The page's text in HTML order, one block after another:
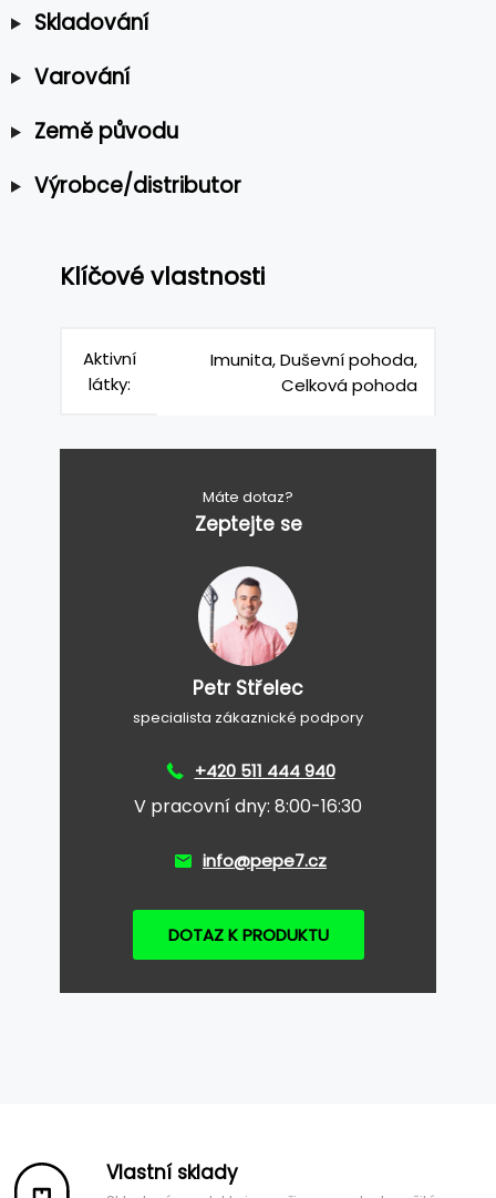
Skladování
Varování
Země původu
Výrobce/distributor
Klíčové vlastnosti
Aktivní
látky:
Imunita, Duševní pohoda,
Celková pohoda
Máte dotaz?
Zeptejte se
Petr Střelec
specialista zákaznické podpory
+420 511 444 940
V pracovní dny: 8:00-16:30
info@pepe7.cz
DOTAZ K PRODUKTU
Vlastní sklady